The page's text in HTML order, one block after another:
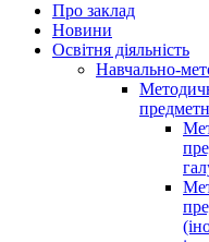
Про заклад
Новини
Освітня діяльність
Навчально-